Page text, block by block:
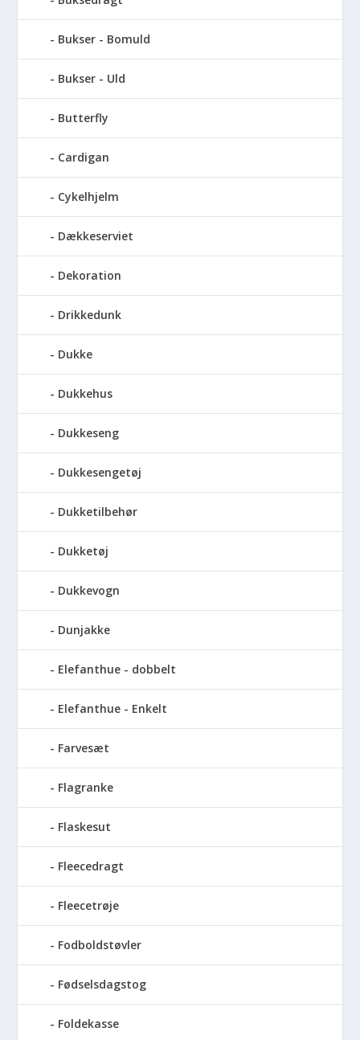
Bukser - Bomuld
Bukser - Uld
Butterfly
Cardigan
Cykelhjelm
Dækkeserviet
Dekoration
Drikkedunk
Dukke
Dukkehus
Dukkeseng
Dukkesengetøj
Dukketilbehør
Dukketøj
Dukkevogn
Dunjakke
Elefanthue - dobbelt
Elefanthue - Enkelt
Farvesæt
Flagranke
Flaskesut
Fleecedragt
Fleecetrøje
Fodboldstøvler
Fødselsdagstog
Foldekasse